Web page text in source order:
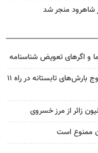
و اگرهای تعویض شناسنامه
وضعیت جوی کشور در ۷۲ ساعت آینده؛ موج بارش‌های تابستانه در راه ۱۱
زائر از مرز خسروی
ممنوع است